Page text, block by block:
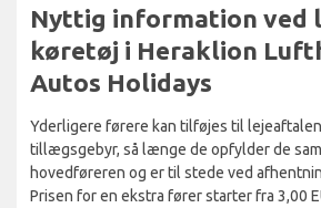
Nyttig information ved
køretøj i Heraklion
Autos Holidays
Yderligere førere kan tilføjes til
tillægsgebyr, så længe de opfylder de
hovedføreren og er til stede ved
Prisen for en ekstra fører starter fra 3,00